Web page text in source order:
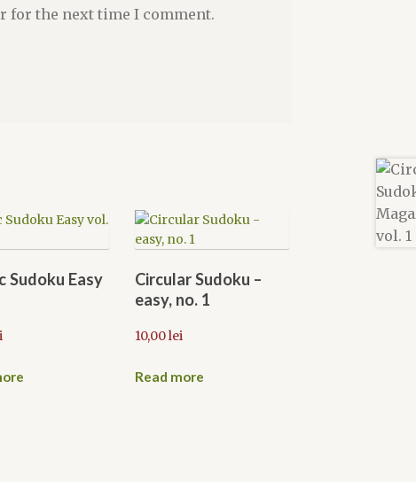
for the next time I comment.
Sudoku Easy
Circular Sudoku –
easy, no. 1
10,00lei
Read more